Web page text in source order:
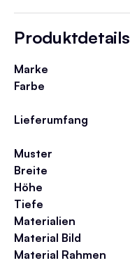
Produktdetails
Marke
Farbe
Lieferumfang
Muster
Breite
Höhe
Tiefe
Materialien
Material Bild
Material Rahmen